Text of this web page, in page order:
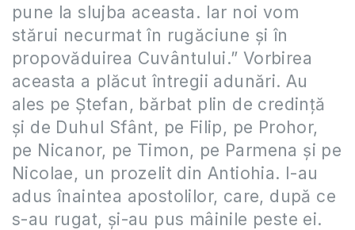
pune la slujba aceasta. Iar noi vom
stărui necurmat în rugăciune şi în
propovăduirea Cuvântului.” Vorbirea
aceasta a plăcut întregii adunări. Au
ales pe Ştefan, bărbat plin de credinţă
şi de Duhul Sfânt, pe Filip, pe Prohor,
pe Nicanor, pe Timon, pe Parmena şi pe
Nicolae, un prozelit din Antiohia. I-au
adus înaintea apostolilor, care, după ce
s-au rugat, şi-au pus mâinile peste ei.